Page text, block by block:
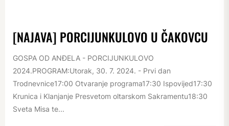
[NAJAVA] PORCIJUNKULOVO U ČAKOVCU
GOSPA OD ANĐELA - PORCIJUNKULOVO
2024.PROGRAM:Utorak, 30. 7. 2024. - Prvi dan
Trodnevnice17:00 Otvaranje programa17:30 Ispovijed17:30
Krunica i Klanjanje Presvetom oltarskom Sakramentu18:30
Sveta Misa te...